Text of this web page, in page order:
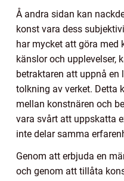
Å andra sidan kan
konst vara dess
har mycket att göra med
känslor och upplevelser,
betraktaren att uppnå en
tolkning av verket. Detta
mellan konstnären och
vara svårt att uppskatta
inte delar samma
Genom att erbjuda en
och genom att tillåta